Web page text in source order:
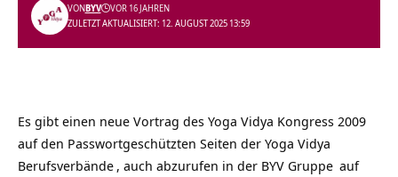
ZULETZT AKTUALISIERT: 12. AUGUST 2025 13:59
VONBYV VOR 16 JAHREN
Es gibt einen neue Vortrag des Yoga Vidya Kongress 2009
auf den Passwortgeschützten Seiten der Yoga Vidya
Berufsverbände , auch abzurufen in der BYV Gruppe auf